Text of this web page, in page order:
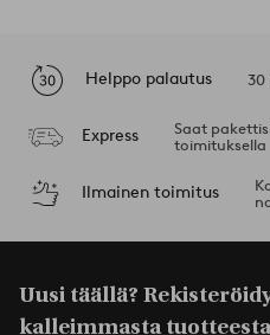
Helppo palautus 30
Express
Saat
toimituksella
Ilmainen toimitus
Uusi täällä?
kalleimmasta